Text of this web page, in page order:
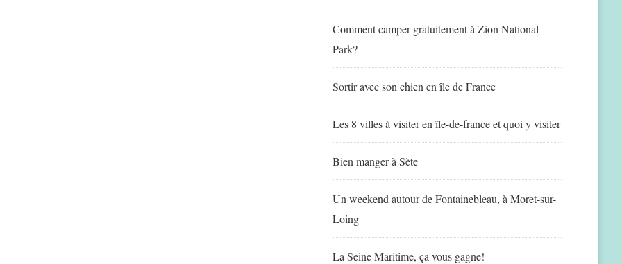
Comment camper gratuitement à Zion National
Park?
Sortir avec son chien en île de France
Les 8 villes à visiter en île-de-france et quoi y visiter
Bien manger à Sète
Un weekend autour de Fontainebleau, à Moret-sur-
Loing
La Seine Maritime, ça vous gagne!